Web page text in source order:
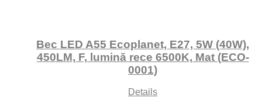
Bec LED A55 Ecoplanet, E27, 5W (40W),
450LM, F, lumină rece 6500K, Mat (ECO-
0001)
Details